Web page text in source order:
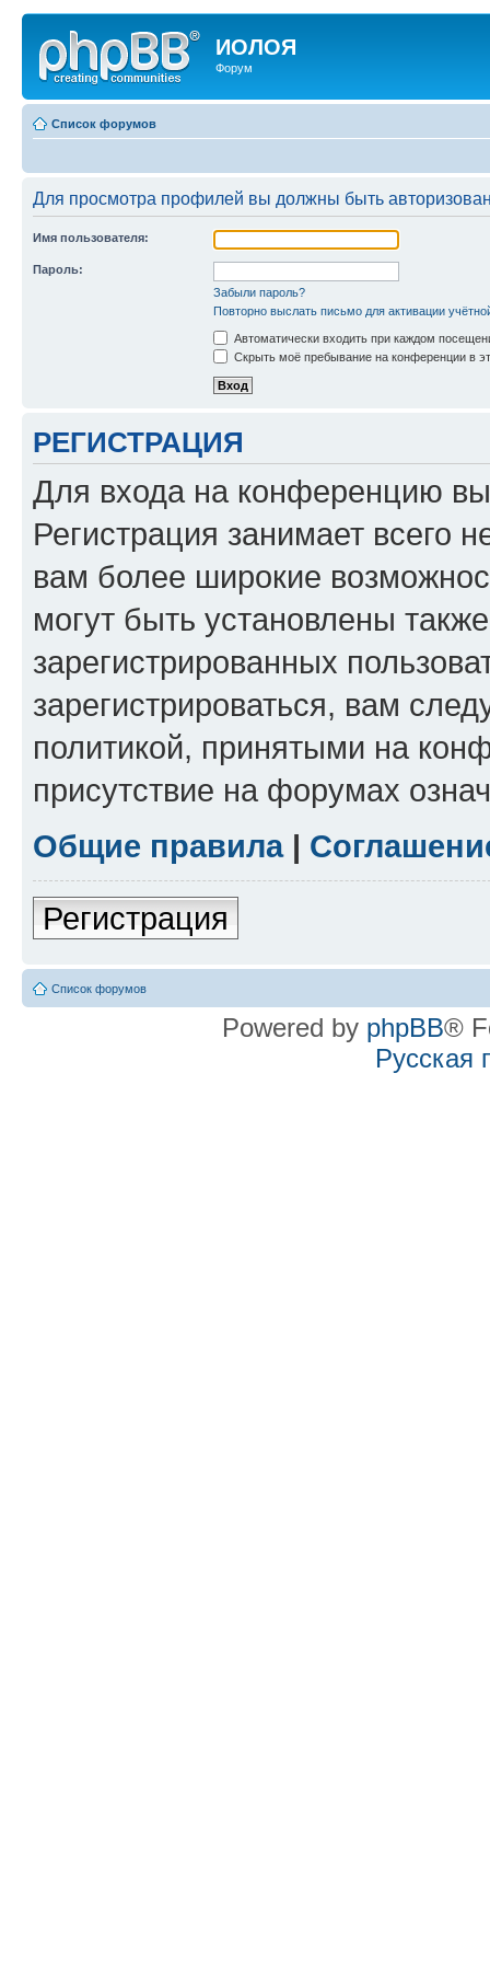
ИОЛОЯ
Форум
Список форумов
Для просмотра профилей вы должны быть
Имя пользователя:
Пароль:
Забыли пароль?
Повторно выслать письмо для активации
Автоматически входить при каждом
Скрыть моё пребывание на конференции в
РЕГИСТРАЦИЯ
Для входа на конференцию
Регистрация занимает всего
вам более широкие
могут быть установлены
зарегистрированных
зарегистрироваться, вам
политикой, принятыми на
присутствие на форумах
Общие правила|
Регистрация
Список форумов
Powered by phpBB®
Русская